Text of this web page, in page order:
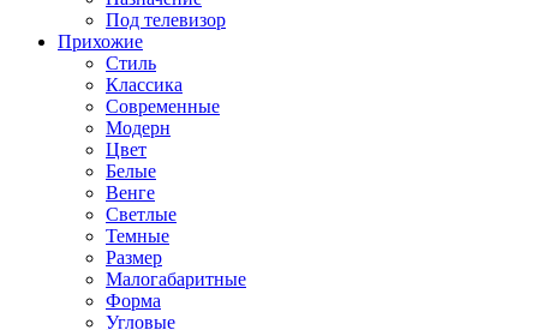
Под телевизор
Прихожие
Стиль
Классика
Современные
Модерн
Цвет
Белые
Венге
Светлые
Темные
Размер
Малогабаритные
Форма
Угловые